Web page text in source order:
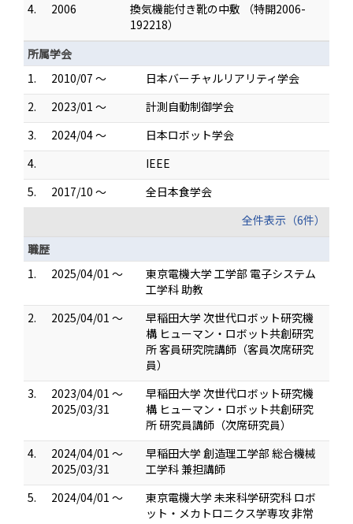
4.
2006
換気機能付き靴の中敷 （特開2006-
192218）
所属学会
1.
2010/07 ～
日本バーチャルリアリティ学会
2.
2023/01 ～
計測自動制御学会
3.
2024/04 ～
日本ロボット学会
4.
IEEE
5.
2017/10 ～
全日本食学会
全件表示（6件）
職歴
1.
2025/04/01 ～
東京電機大学 工学部 電子システム
工学科 助教
2.
2025/04/01 ～
早稲田大学 次世代ロボット研究機
構 ヒューマン・ロボット共創研究
所 客員研究院講師（客員次席研究
員）
3.
2023/04/01 ～
2025/03/31
早稲田大学 次世代ロボット研究機
構 ヒューマン・ロボット共創研究
所 研究員講師（次席研究員）
4.
2024/04/01 ～
2025/03/31
早稲田大学 創造理工学部 総合機械
工学科 兼担講師
5.
2024/04/01 ～
東京電機大学 未来科学研究科 ロボ
ット・メカトロニクス学専攻 非常